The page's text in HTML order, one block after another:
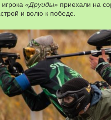
«Друиды» приехали на
и волю к победе.